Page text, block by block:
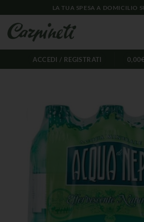
LA TUA SPESA A DOMICILIO
ACCEDI / REGISTRATI 0,00€